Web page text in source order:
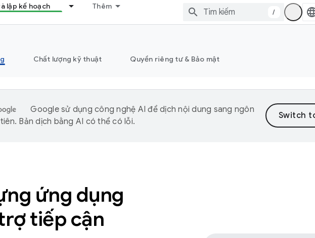
lập kế hoạch Thêm
/
Chất lượng kỹ thuật Quyền riêng tư & Bảo mật
Google sử dụng công nghệ AI để dịch nội dung sang ngôn
Bản dịch bằng AI có thể có lỗi.
ứng dụng
tiếp cận